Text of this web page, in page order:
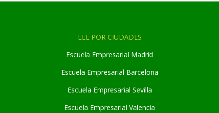
EEE POR CIUDADES
Escuela Empresarial Madrid
Escuela Empresarial Barcelona
Escuela Empresarial Sevilla
Escuela Empresarial Valencia